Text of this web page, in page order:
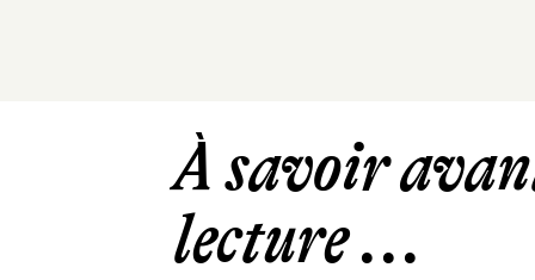
À savoir
lecture ...